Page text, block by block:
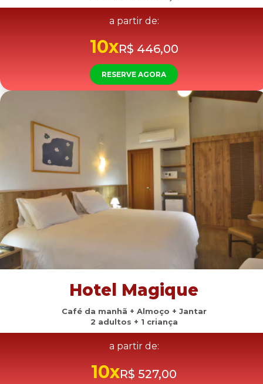
a partir de:
10xR$ 446,00
RESERVE AGORA
Hotel Magique
Café da manhã + Almoço + Jantar
2 adultos + 1 criança
a partir de:
10xR$ 527,00